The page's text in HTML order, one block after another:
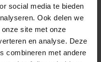
social media te bieden
Ook delen we
site met onze
en analyse. Deze
combineren met andere
solaire